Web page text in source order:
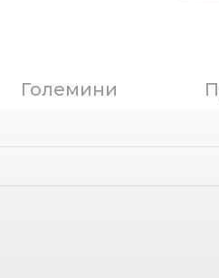
Големини